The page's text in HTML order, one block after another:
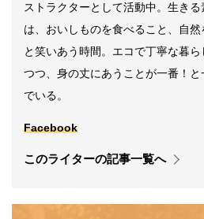
ストラクターとして活動中。生き
は、おいしものを食べること、自
と笑いあう時間。エコで丁寧な暮
つつ、身の丈にあうことが一番！
でいる。
Facebook
このライターの記事一覧へ